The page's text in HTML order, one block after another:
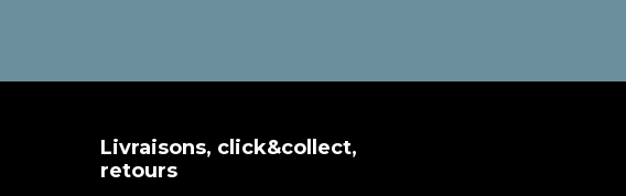
Livraisons, click&collect,
retours